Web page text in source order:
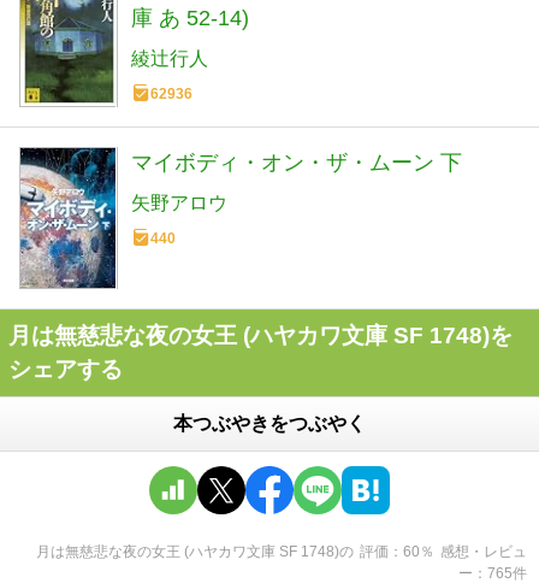
庫 あ 52-14)
綾辻行人
62936
マイボディ・オン・ザ・ムーン 下
矢野アロウ
440
月は無慈悲な夜の女王 (ハヤカワ文庫 SF 1748)を
シェアする
本つぶやきをつぶやく
月は無慈悲な夜の女王 (ハヤカワ文庫 SF 1748)の 評価 60 ％ 感想・レビュ
ー
765件